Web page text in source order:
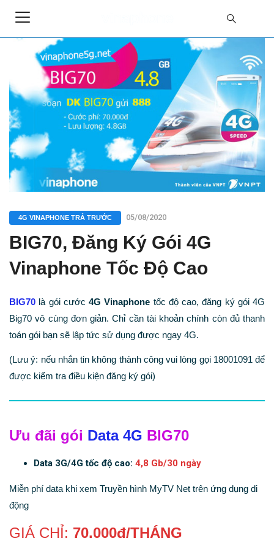
4G VINAPHONE TRẢ TRƯỚC 05/08/2020
BIG70, Đăng Ký Gói 4G
Vinaphone Tốc Độ Cao
BIG70 là gói cước 4G Vinaphone tốc độ cao, đăng ký gói 4G
Big70 vô cùng đơn giản. Chỉ cần tài khoản chính còn đủ thanh
toán gói bạn sẽ lập tức sử dụng được ngay 4G.
(Lưu ý: nếu nhắn tin không thành công vui lòng gọi 18001091 để
được kiểm tra điều kiện đăng ký gói)
Ưu đãi gói Data 4G BIG70
Data 3G/4G tốc độ cao: 4,8 Gb/30 ngày
Miễn phí data khi xem Truyền hình MyTV Net trên ứng dụng di
động
GIÁ CHỈ: 70.000đ/THÁNG